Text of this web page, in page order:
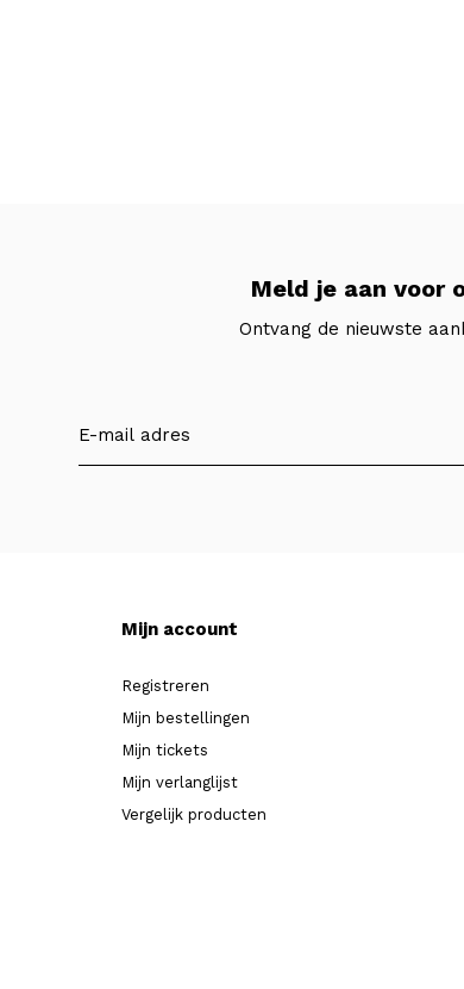
Meld je aan voor
Ontvang de nieuwste
Mijn account
Registreren
Mijn bestellingen
Mijn tickets
Mijn verlanglijst
Vergelijk producten